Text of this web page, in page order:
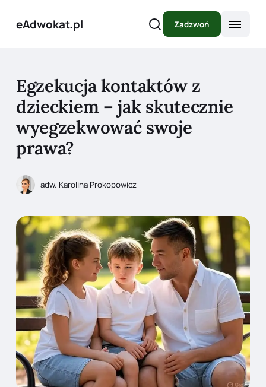
eAdwokat.pl Zadzwoń
Egzekucja kontaktów z
dzieckiem – jak skutecznie
wyegzekwować swoje
prawa?
adw. Karolina Prokopowicz